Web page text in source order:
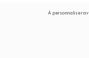
À personnaliser